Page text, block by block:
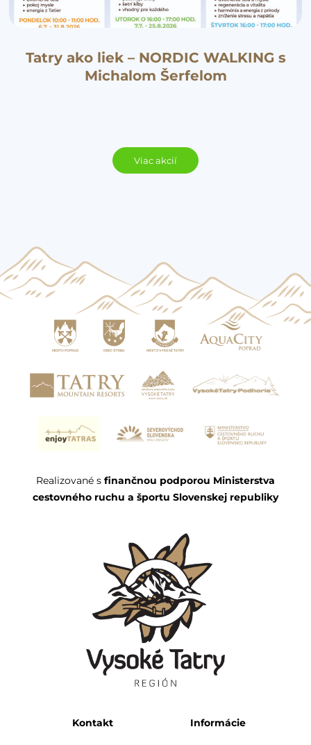
Tatry ako liek – NORDIC WALKING s
Michalom Šerfelom
Viac akcií
Realizované s finančnou podporou Ministerstva
cestovného ruchu a športu Slovenskej republiky
Kontakt Informácie